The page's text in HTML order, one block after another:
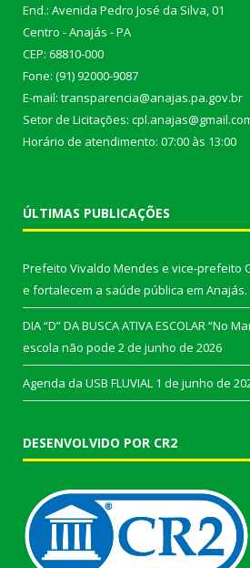
End.: Avenida Pedro José da Silva, 01
Centro - Anajás - PA
CEP: 68810-000
Fone: (91) 92000-9087
E-mail: transparencia@anajas.pa.gov.br
Setor de Licitações:
Horário de atendimento: 07:00 às 13:00
ÚLTIMAS PUBLICAÇÕES
Prefeito Vivaldo Mendes e vice-prefeito
e fortalecem a saúde pública em Anajás.
DIA “D” DA BUSCA ATIVA ESCOLAR “No
escola não pode 2 de junho de 2026
Agenda da USB FLUVIAL 1 de junho de
DESENVOLVIDO POR CR2